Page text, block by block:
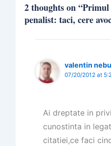
2 thoughts on
penalist: taci, cere
valentin
07/20/2012 at
Ai dreptate in
cunostinta in
citatiei,ce faci